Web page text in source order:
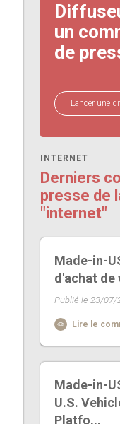
un
de
Lancer une
INTERNET
Derniers
presse de
"internet"
Made-in-
d'achat de
Publié le 23/07/
Lire le
Made-in-
U.S.
Platfo...